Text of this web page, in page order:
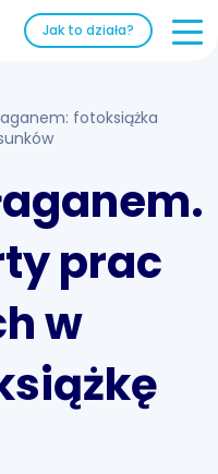
Jak to działa?
fotoksiążka
prac
w